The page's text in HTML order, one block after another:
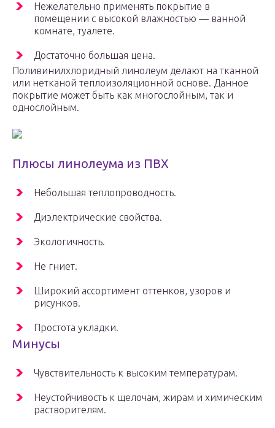
Нежелательно применять покрытие в
помещении с высокой влажностью — ванной
комнате, туалете.
Достаточно большая цена.
Поливинилхлоридный линолеум делают на тканной
или нетканой теплоизоляционной основе. Данное
покрытие может быть как многослойным, так и
однослойным.
Плюсы линолеума из ПВХ
Небольшая теплопроводность.
Диэлектрические свойства.
Экологичность.
Не гниет.
Широкий ассортимент оттенков, узоров и
рисунков.
Простота укладки.
Минусы
Чувствительность к высоким температурам.
Неустойчивость к щелочам, жирам и химическим
растворителям.